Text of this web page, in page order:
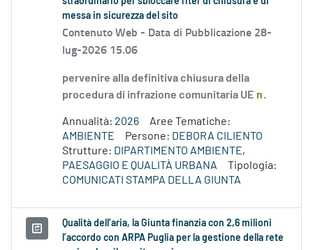
messa in sicurezza del sito
Contenuto Web - Data di Pubblicazione 28-
lug-2026 15.06
pervenire alla definitiva chiusura della
procedura di infrazione comunitaria UE n.
Annualità: 2026
Aree Tematiche:
AMBIENTE
Persone: DEBORA CILIENTO
Strutture: DIPARTIMENTO AMBIENTE,
PAESAGGIO E QUALITÀ URBANA
Tipologia:
COMUNICATI STAMPA DELLA GIUNTA
Qualità dell’aria, la Giunta finanzia con 2,6 milioni
l’accordo con ARPA Puglia per la gestione della rete